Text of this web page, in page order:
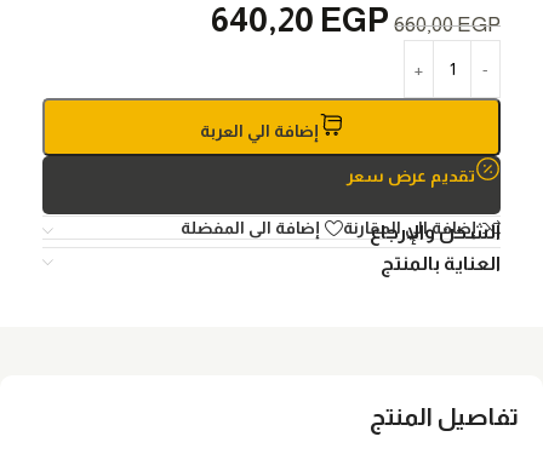
660,00EGP
640,20 EGP
إضافة الي العربة
تقديم عرض سعر
إضافة الي المقارنة إضافة الى المفضلة
الشحن والإرجاع
العناية بالمنتج
تفاصيل المنتج